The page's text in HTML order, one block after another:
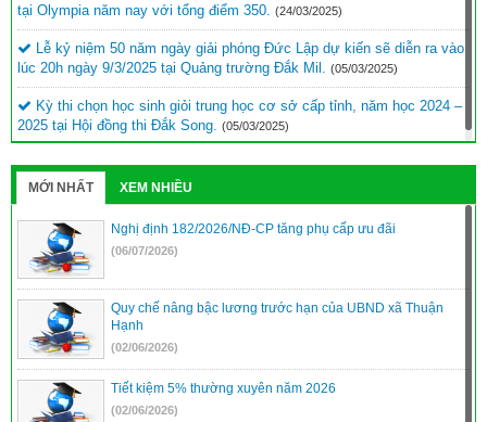
tại Olympia năm nay với tổng điểm 350.
(24/03/2025)
Lễ kỷ niệm 50 năm ngày giải phóng Đức Lập dự kiến sẽ diễn ra vào
lúc 20h ngày 9/3/2025 tại Quảng trường Đắk Mil.
(05/03/2025)
Kỳ thi chọn học sinh giỏi trung học cơ sở cấp tỉnh, năm học 2024 –
2025 tại Hội đồng thi Đắk Song.
(05/03/2025)
MỚI NHẤT XEM NHIỀU
Nghị định 182/2026/NĐ-CP tăng phụ cấp ưu đãi
(06/07/2026)
Quy chế nâng bậc lương trước hạn của UBND xã Thuận
Hạnh
(02/06/2026)
Tiết kiệm 5% thường xuyên năm 2026
(02/06/2026)